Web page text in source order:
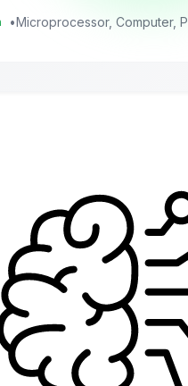
•Microprocessor, Computer,